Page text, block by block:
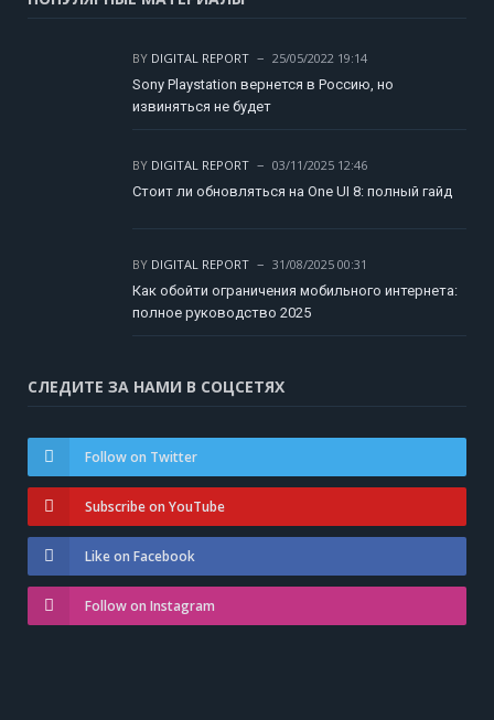
BY DIGITAL REPORT
25/05/2022 19:14
Sony Playstation вернется в Россию, но
извиняться не будет
BY DIGITAL REPORT
03/11/2025 12:46
Стоит ли обновляться на One UI 8: полный гайд
BY DIGITAL REPORT
31/08/2025 00:31
Как обойти ограничения мобильного интернета:
полное руководство 2025
СЛЕДИТЕ ЗА НАМИ В СОЦСЕТЯХ
Follow on Twitter
Subscribe on YouTube
Like on Facebook
Follow on Instagram